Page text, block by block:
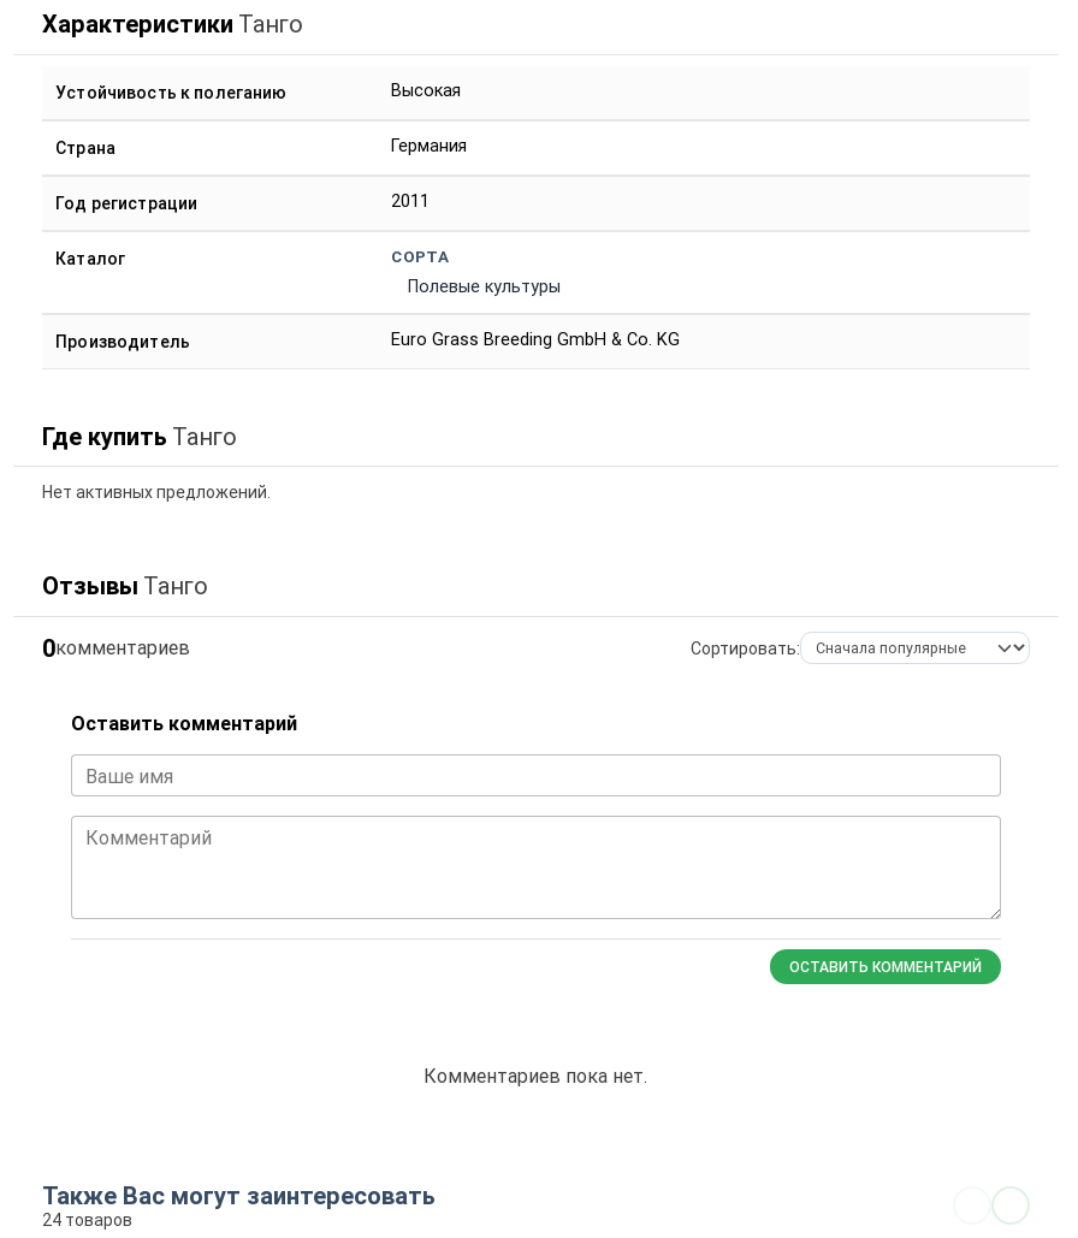
Характеристики Танго
Устойчивость к полеганию Высокая
Страна Германия
Год регистрации 2011
Каталог СОРТА
Полевые культуры
Производитель Euro Grass Breeding GmbH & Co. KG
Где купить Танго
Нет активных предложений.
Отзывы Танго
0комментариев Сортировать:
Оставить комментарий
Ваше имя
Комментарий
ОСТАВИТЬ КОММЕНТАРИЙ
Комментариев пока нет.
Также Вас могут заинтересовать
24 товаров